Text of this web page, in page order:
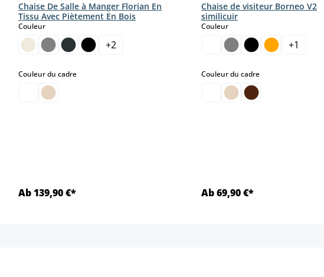
le moment.)
Chaise De Salle à Manger Florian En
Tissu Avec Piètement En Bois
Couleurselect
+2
Couleur du cadreselect
Ab 139,90 €*
Chaise de visiteur Borneo V2
similicuir
Couleurselect
+1
Couleur du cadreselect
Ab 69,90 €*